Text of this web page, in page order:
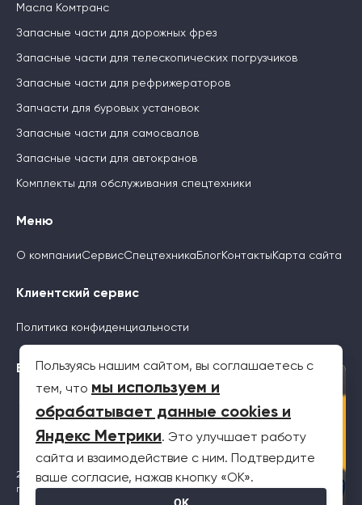
Масла Комтранс
Запасные части для дорожных фрез
Запасные части для телескопических погрузчиков
Запасные части для рефрижераторов
Запчасти для буровых установок
Запасные части для самосвалов
Запасные части для автокранов
Комплекты для обслуживания спецтехники
Меню
О компанииСервисСпецтехника БлогКонтакты Карта сайта
Клиентский сервис
Политика конфиденциальности
Будьте с нами
2026 © Все права защищены. Информация на сайте не является
публичной офертой
Пользуясь нашим сайтом, вы соглашаетесь с
тем, что мы используем и
обрабатывает данные cookies и
Яндекс Метрики. Это улучшает работу
сайта и взаимодействие с ним. Подтвердите
ваше согласие, нажав кнопку «OK».